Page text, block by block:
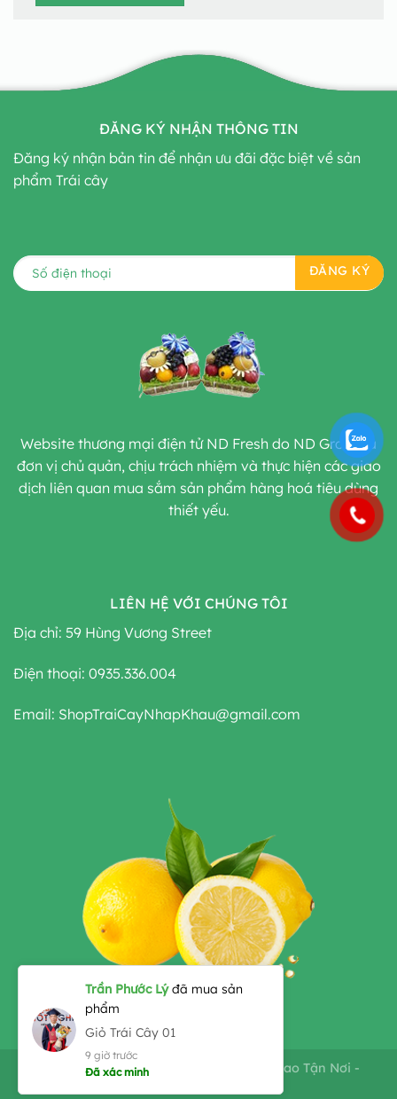
ĐĂNG KÝ NHẬN THÔNG TIN
Đăng ký nhận bản tin để nhận ưu đãi đặc biệt về sản
phẩm Trái cây
Website thương mại điện tử ND Fresh do ND Group là
đơn vị chủ quản, chịu trách nhiệm và thực hiện các giao
dịch liên quan mua sắm sản phẩm hàng hoá tiêu dùng
thiết yếu.
LIÊN HỆ VỚI CHÚNG TÔI
Địa chỉ: 59 Hùng Vương Street
Điện thoại: 0935.336.004
Email: ShopTraiCayNhapKhau@gmail.com
Copyright 2026 ©Shop Giỏ Trái Cây - Giao Tận Nơi -
Trần Phước Lýđã mua sản
phẩm
Giỏ Trái Cây 01
9 giờ trước
Đã xác minh